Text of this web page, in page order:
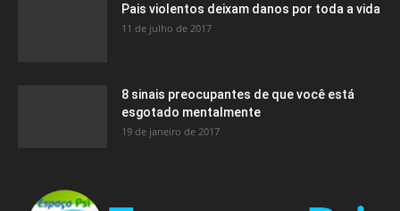
Pais violentos deixam danos por toda a vida
11 de julho de 2017
8 sinais preocupantes de que você está
esgotado mentalmente
19 de janeiro de 2017